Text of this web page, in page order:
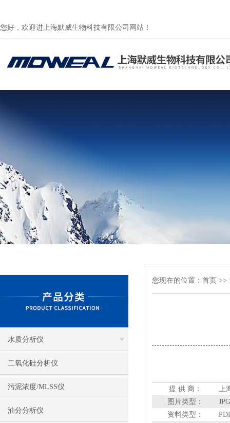
您好，欢迎进上海默威生物科技有限公司网站！
水质分析仪
二氧化硅分析仪
污泥浓度/MLSS仪
油分分析仪
您现在的位置： 首页 >>
提 供 商：
上
图片类型：
JPG
资料类型：